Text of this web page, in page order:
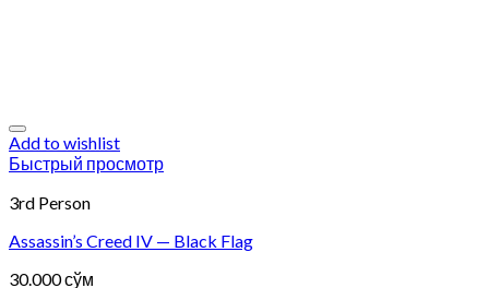
Add to wishlist
Быстрый просмотр
3rd Person
Assassin’s Creed IV — Black Flag
30.000сўм